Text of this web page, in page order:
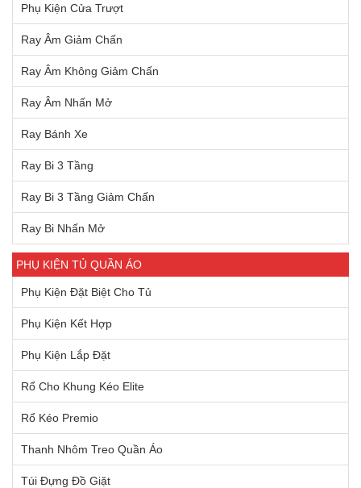
Phụ Kiện Cửa Trượt
Ray Âm Giảm Chấn
Ray Âm Không Giảm Chấn
Ray Âm Nhấn Mở
Ray Bánh Xe
Ray Bi 3 Tầng
Ray Bi 3 Tầng Giảm Chấn
Ray Bi Nhấn Mở
PHỤ KIỆN TỦ QUẦN ÁO
Phụ Kiện Đặt Biệt Cho Tủ
Phụ Kiện Kết Hợp
Phụ Kiện Lắp Đặt
Rổ Cho Khung Kéo Elite
Rổ Kéo Premio
Thanh Nhôm Treo Quần Áo
Túi Đựng Đồ Giặt